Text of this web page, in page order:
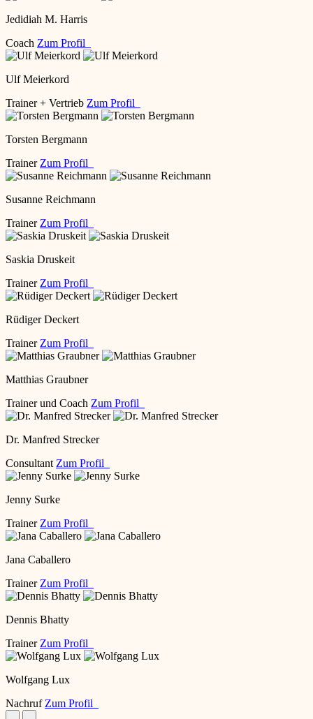
Jedidiah M. Harris
Coach Zum Profil
Ulf Meierkord
Trainer + Vertrieb Zum Profil
Torsten Bergmann
Trainer Zum Profil
Susanne Reichmann
Trainer Zum Profil
Saskia Druskeit
Trainer Zum Profil
Rüdiger Deckert
Trainer Zum Profil
Matthias Graubner
Trainer und Coach Zum Profil
Dr. Manfred Strecker
Consultant Zum Profil
Jenny Surke
Trainer Zum Profil
Jana Caballero
Trainer Zum Profil
Dennis Bhatty
Trainer Zum Profil
Wolfgang Lux
Nachruf Zum Profil